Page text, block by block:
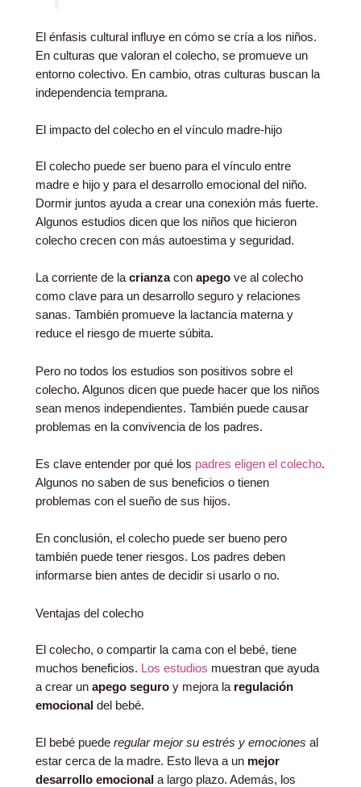
El énfasis cultural influye en cómo se cría a los niños.
En culturas que valoran el colecho, se promueve un
entorno colectivo. En cambio, otras culturas buscan la
independencia temprana.
El impacto del colecho en el vínculo madre-hijo
El colecho puede ser bueno para el vínculo entre
madre e hijo y para el desarrollo emocional del niño.
Dormir juntos ayuda a crear una conexión más fuerte.
Algunos estudios dicen que los niños que hicieron
colecho crecen con más autoestima y seguridad.
La corriente de lacrianzacon apego ve al colecho
como clave para un desarrollo seguro y relaciones
sanas. También promueve la lactancia materna y
reduce el riesgo de muerte súbita.
Pero no todos los estudios son positivos sobre el
colecho. Algunos dicen que puede hacer que los niños
sean menos independientes. También puede causar
problemas en la convivencia de los padres.
Es clave entender por qué los padres eligen el colecho.
Algunos no saben de sus beneficios o tienen
problemas con el sueño de sus hijos.
En conclusión, el colecho puede ser bueno pero
también puede tener riesgos. Los padres deben
informarse bien antes de decidir si usarlo o no.
Ventajas del colecho
El colecho, o compartir la cama con el bebé, tiene
muchos beneficios. Los estudios muestran que ayuda
a crear un apego seguro y mejora la regulación
emocional del bebé.
El bebé puede regular mejor su estrés y emociones al
estar cerca de la madre. Esto lleva a un mejor
desarrollo emocional a largo plazo. Además, los